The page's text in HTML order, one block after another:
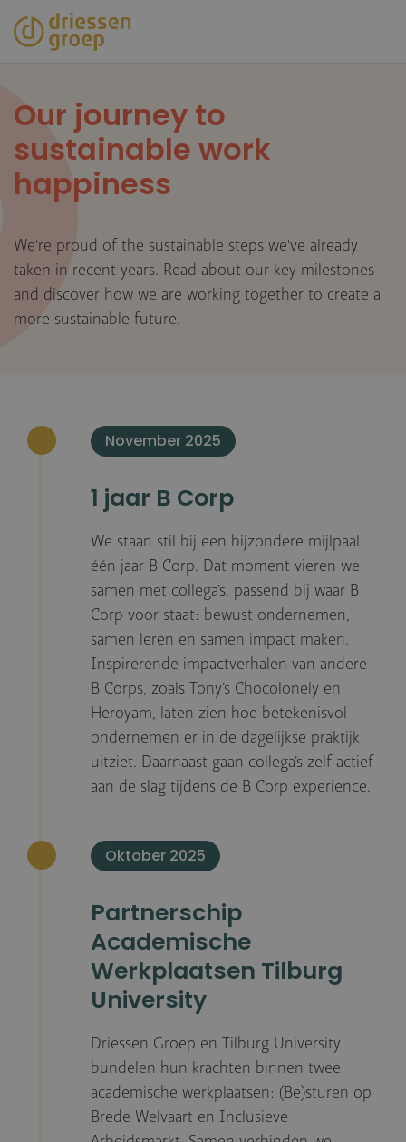
to
Our journey to
sustainable work
happiness
We're proud of the sustainable steps we've already
taken in recent years. Read about our key milestones
and discover how we are working together to create a
more sustainable future.
November 2025
1 jaar B Corp
We staan stil bij een bijzondere mijlpaal:
één jaar B Corp. Dat moment vieren we
samen met collega’s, passend bij waar B
Corp voor staat: bewust ondernemen,
samen leren en samen impact maken.
Inspirerende impactverhalen van andere
B Corps, zoals Tony’s Chocolonely en
Heroyam, laten zien hoe betekenisvol
ondernemen er in de dagelijkse praktijk
uitziet. Daarnaast gaan collega’s zelf actief
aan de slag tijdens de B Corp experience.
Oktober 2025
Partnerschip
Academische
Werkplaatsen Tilburg
University
Driessen Groep en Tilburg University
bundelen hun krachten binnen twee
academische werkplaatsen: (Be)sturen op
Brede Welvaart en Inclusieve